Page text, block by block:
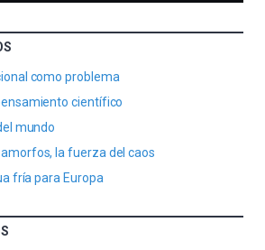
como problema
científico
mundo
la fuerza del caos
fría para Europa